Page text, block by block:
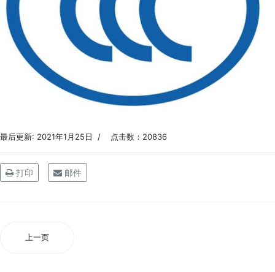
最后更新: 2021年1月25日 点击数：20836
打印 邮件
上一页